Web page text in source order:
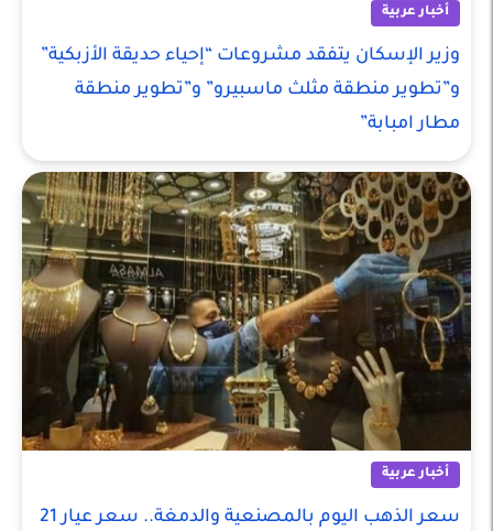
أخبار عربية
وزير الإسكان يتفقد مشروعات “إحياء حديقة الأزبكية”
و”تطوير منطقة مثلث ماسبيرو” و”تطوير منطقة
مطار امبابة”
أخبار عربية
سعر الذهب اليوم بالمصنعية والدمغة.. سعر عيار 21